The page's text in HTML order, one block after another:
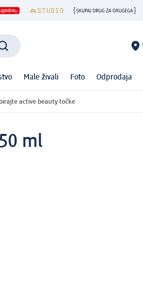
Male živali Foto Odprodaja
active beauty točke
ml